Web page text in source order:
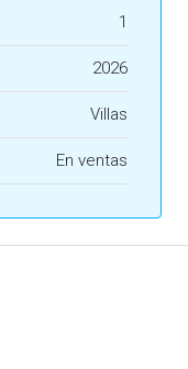
1
2026
Villas
En ventas